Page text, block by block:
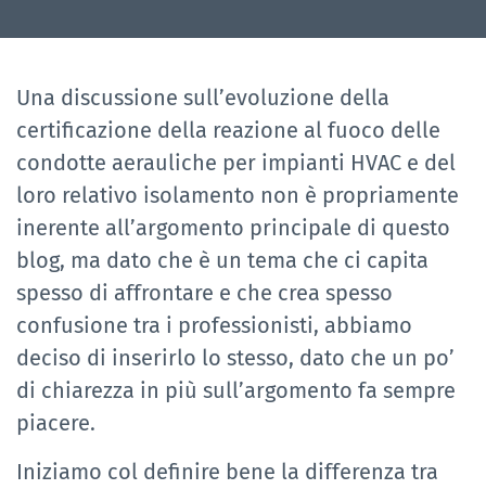
Una discussione sull’evoluzione della
certificazione della reazione al fuoco delle
condotte aerauliche per impianti HVAC e del
loro relativo isolamento non è propriamente
inerente all’argomento principale di questo
blog, ma dato che è un tema che ci capita
spesso di affrontare e che crea spesso
confusione tra i professionisti, abbiamo
deciso di inserirlo lo stesso, dato che un po’
di chiarezza in più sull’argomento fa sempre
piacere.
Iniziamo col definire bene la differenza tra